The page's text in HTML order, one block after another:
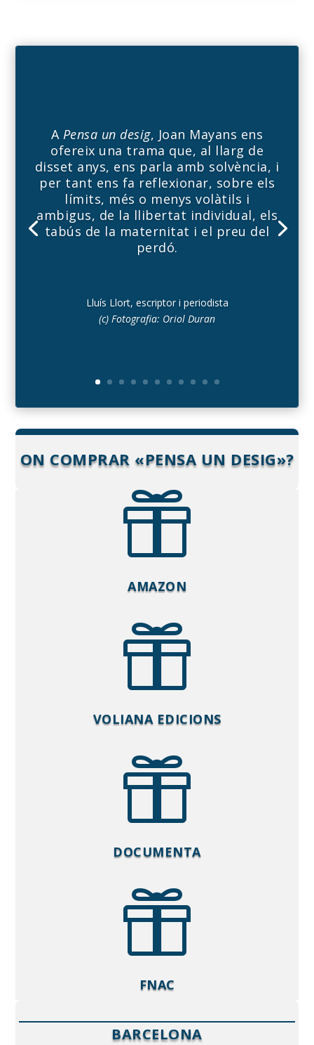
A Pensa un desig, Joan Mayans ens
ofereix una trama que, al llarg de
disset anys, ens parla amb solvència, i
per tant ens fa reflexionar, sobre els
límits, més o menys volàtils i
ambigus, de la llibertat individual, els
tabús de la maternitat i el preu del
perdó.
Lluís Llort, escriptor i periodista
(c) Fotografia: Oriol Duran
ON COMPRAR «PENSA UN DESIG»?

AMAZON

VOLIANA EDICIONS

DOCUMENTA

FNAC
BARCELONA